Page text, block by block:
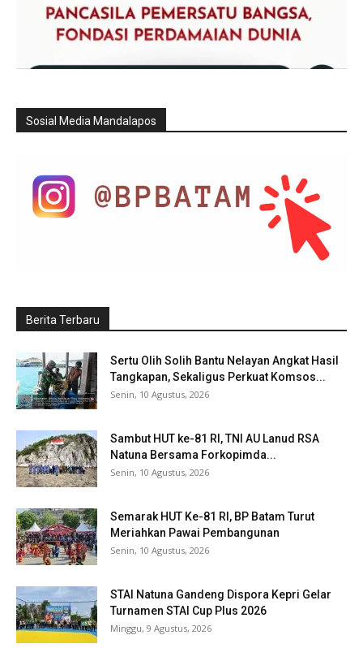
Sosial Media Mandalapos
Berita Terbaru
Sertu Olih Solih Bantu Nelayan Angkat Hasil
Tangkapan, Sekaligus Perkuat Komsos...
Senin, 10 Agustus, 2026
Sambut HUT ke-81 RI, TNI AU Lanud RSA
Natuna Bersama Forkopimda...
Senin, 10 Agustus, 2026
Semarak HUT Ke-81 RI, BP Batam Turut
Meriahkan Pawai Pembangunan
Senin, 10 Agustus, 2026
STAI Natuna Gandeng Dispora Kepri Gelar
Turnamen STAI Cup Plus 2026
Minggu, 9 Agustus, 2026